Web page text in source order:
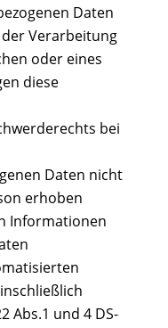
Daten
Verarbeitung
oder eines
diese
bei
Daten nicht
erhoben
Informationen
Abs.1 und 4 DS-